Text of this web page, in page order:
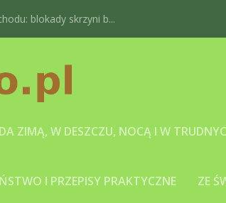
blokady skrzyni b...
ZIMĄ, W DESZCZU, NOCĄ I W
I PRZEPISY PRAKTYCZNE ZE